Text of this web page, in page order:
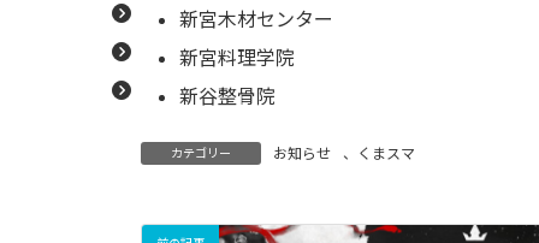
新宮木材センター
新宮料理学院
新谷整骨院
カテゴリー お知らせ 、 くまスマ